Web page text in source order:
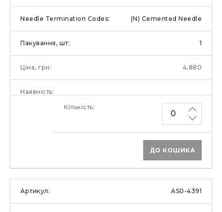
(N) Cemented Needle
1
4,880
ДО КОШИКА
AS0-4391